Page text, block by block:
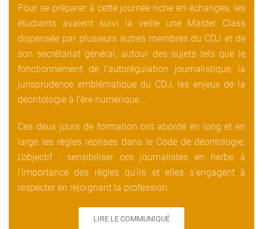
Pour se préparer à cette journée riche en échanges, les
étudiants avaient suivi la veille une Master Class
dispensée par plusieurs autres membres du CDJ et de
son secrétariat général, autour des sujets tels que le
fonctionnement de l’autorégulation journalistique, la
jurisprudence emblématique du CDJ, les enjeux de la
déontologie à l’ère numérique…
Ces deux jours de formation ont abordé en long et en
large les règles reprises dans le Code de déontologie.
L’objectif : sensibiliser ces journalistes en herbe à
l’importance des règles qu’ils et elles s’engagent à
respecter en rejoignant la profession.
LIRE LE COMMUNIQUÉ